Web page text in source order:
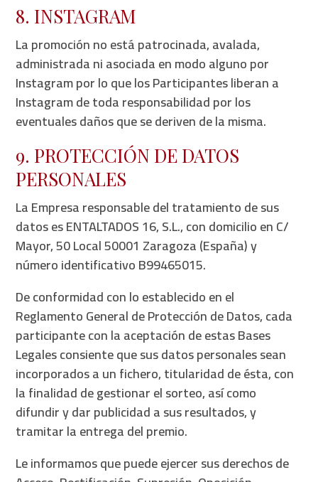
8. INSTAGRAM
La promoción no está patrocinada, avalada,
administrada ni asociada en modo alguno por
Instagram por lo que los Participantes liberan a
Instagram de toda responsabilidad por los
eventuales daños que se deriven de la misma.
9. PROTECCIÓN DE DATOS
PERSONALES
La Empresa responsable del tratamiento de sus
datos es ENTALTADOS 16, S.L., con domicilio en C/
Mayor, 50 Local 50001 Zaragoza (España) y
número identificativo B99465015.
De conformidad con lo establecido en el
Reglamento General de Protección de Datos, cada
participante con la aceptación de estas Bases
Legales consiente que sus datos personales sean
incorporados a un fichero, titularidad de ésta, con
la finalidad de gestionar el sorteo, así como
difundir y dar publicidad a sus resultados, y
tramitar la entrega del premio.
Le informamos que puede ejercer sus derechos de